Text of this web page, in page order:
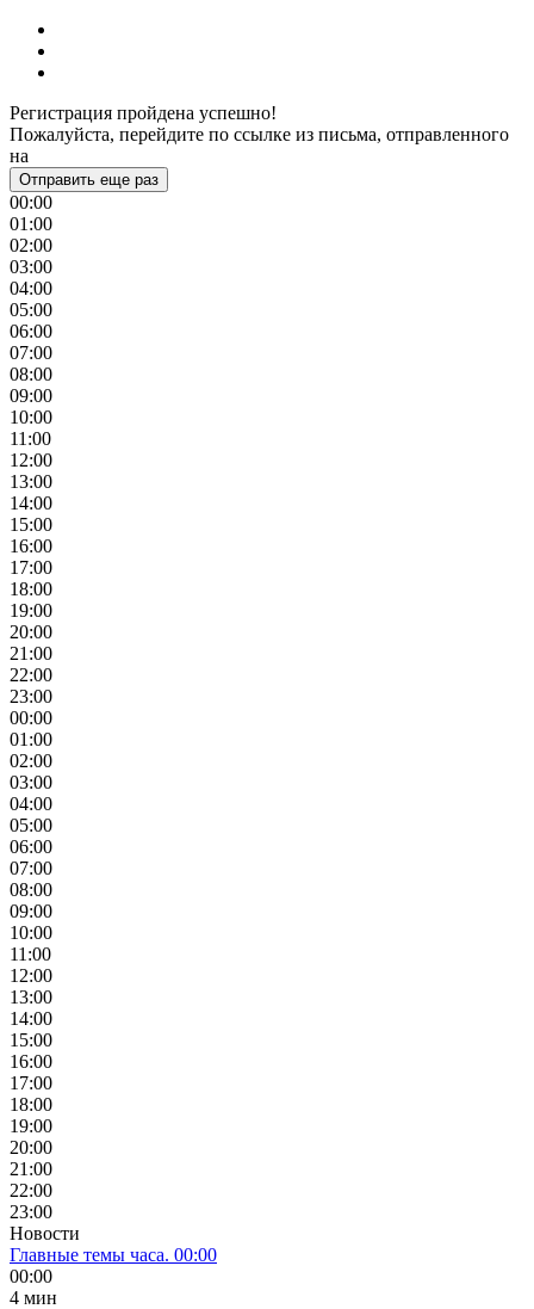
Регистрация пройдена успешно!
Пожалуйста, перейдите по ссылке из письма, отправленного
на
Отправить еще раз
00:00
01:00
02:00
03:00
04:00
05:00
06:00
07:00
08:00
09:00
10:00
11:00
12:00
13:00
14:00
15:00
16:00
17:00
18:00
19:00
20:00
21:00
22:00
23:00
00:00
01:00
02:00
03:00
04:00
05:00
06:00
07:00
08:00
09:00
10:00
11:00
12:00
13:00
14:00
15:00
16:00
17:00
18:00
19:00
20:00
21:00
22:00
23:00
Новости
Главные темы часа. 00:00
00:00
4 мин